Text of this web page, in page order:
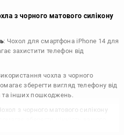
з чорного матового силікону
: Чохол для смартфона iPhone 14 для
захистити телефон від
чохла з чорного
зберегти вигляд телефону від
та інших пошкоджень.
з чорного матового силікону